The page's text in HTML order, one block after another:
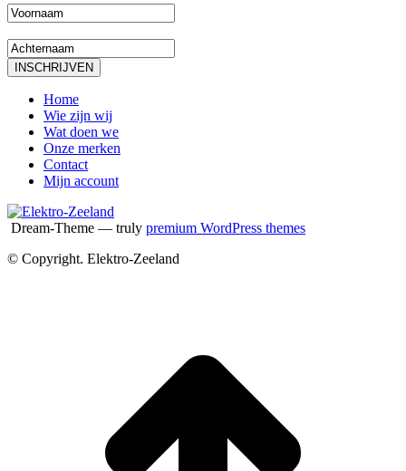
Home
Wie zijn wij
Wat doen we
Onze merken
Contact
Mijn account
Dream-Theme — truly premium WordPress themes
© Copyright. Elektro-Zeeland